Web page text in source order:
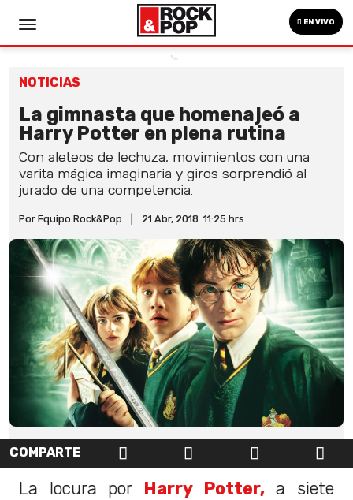
EN VIVO
NOTICIAS
La gimnasta que homenajeó a
Harry Potter en plena rutina
Con aleteos de lechuza, movimientos con una
varita mágica imaginaria y giros sorprendió al
jurado de una competencia.
Por Equipo Rock&Pop 21 Abr, 2018. 11:25 hrs
COMPARTE
La locura por Harry Potter, a siete